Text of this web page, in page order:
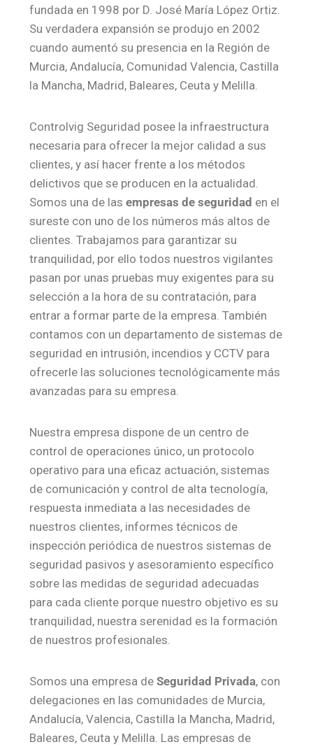
fundada en 1998 por D. José María López Ortiz.
Su verdadera expansión se produjo en 2002
cuando aumentó su presencia en la Región de
Murcia, Andalucía, Comunidad Valencia, Castilla
la Mancha, Madrid, Baleares, Ceuta y Melilla.
Controlvig Seguridad posee la infraestructura
necesaria para ofrecer la mejor calidad a sus
clientes, y así hacer frente a los métodos
delictivos que se producen en la actualidad.
Somos una de las empresas de seguridad en el
sureste con uno de los números más altos de
clientes. Trabajamos para garantizar su
tranquilidad, por ello todos nuestros vigilantes
pasan por unas pruebas muy exigentes para su
selección a la hora de su contratación, para
entrar a formar parte de la empresa. También
contamos con un departamento de sistemas de
seguridad en intrusión, incendios y CCTV para
ofrecerle las soluciones tecnológicamente más
avanzadas para su empresa.
Nuestra empresa dispone de un centro de
control de operaciones único, un protocolo
operativo para una eficaz actuación, sistemas
de comunicación y control de alta tecnología,
respuesta inmediata a las necesidades de
nuestros clientes, informes técnicos de
inspección periódica de nuestros sistemas de
seguridad pasivos y asesoramiento específico
sobre las medidas de seguridad adecuadas
para cada cliente porque nuestro objetivo es su
tranquilidad, nuestra serenidad es la formación
de nuestros profesionales.
Somos una empresa de Seguridad Privada, con
delegaciones en las comunidades de Murcia,
Andalucía, Valencia, Castilla la Mancha, Madrid,
Baleares, Ceuta y Melilla. Las empresas de